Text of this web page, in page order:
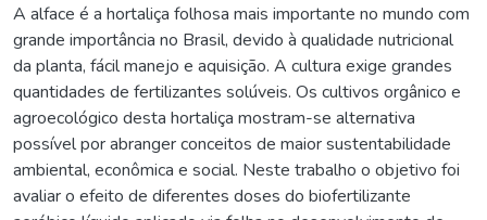
A alface é a hortaliça folhosa mais importante no mundo com
grande importância no Brasil, devido à qualidade nutricional
da planta, fácil manejo e aquisição. A cultura exige grandes
quantidades de fertilizantes solúveis. Os cultivos orgânico e
agroecológico desta hortaliça mostram-se alternativa
possível por abranger conceitos de maior sustentabilidade
ambiental, econômica e social. Neste trabalho o objetivo foi
avaliar o efeito de diferentes doses do biofertilizante